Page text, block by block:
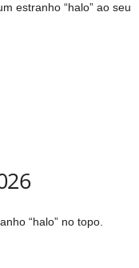
estranho “halo” ao seu
“halo” no topo.